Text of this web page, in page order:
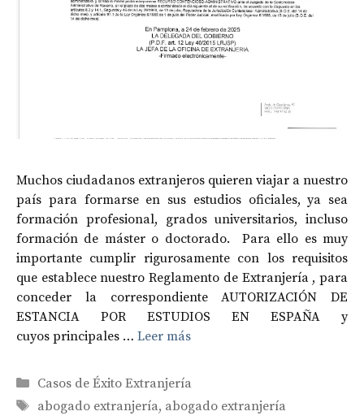
Muchos ciudadanos extranjeros quieren viajar a nuestro
país para formarse en sus estudios oficiales, ya sea
formación profesional, grados universitarios, incluso
formación de máster o doctorado. Para ello es muy
importante cumplir rigurosamente con los requisitos
que establece nuestro Reglamento de Extranjería , para
conceder la correspondiente AUTORIZACIÓN DE
ESTANCIA POR ESTUDIOS EN ESPAÑA y
cuyos principales … Leer más
Categorías
Casos de Éxito Extranjería
Etiquetas
abogado extranjería, abogado extranjería